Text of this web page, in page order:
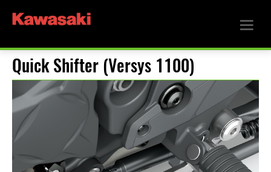
Quick Shifter (Versys 1100)